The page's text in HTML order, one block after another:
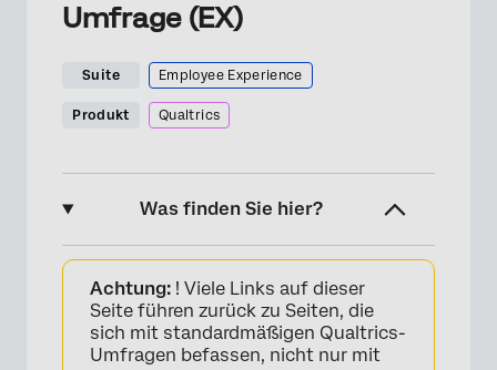
Umfrage (EX)
Suite Employee Experience
Produkt Qualtrics
Was finden Sie hier?
Die Umfrageoptionen im Überblick
Allgemein
Antworten
Achtung: ! Viele Links auf dieser
Seite führen zurück zu Seiten, die
sich mit standardmäßigen Qualtrics-
Umfragen befassen, nicht nur mit